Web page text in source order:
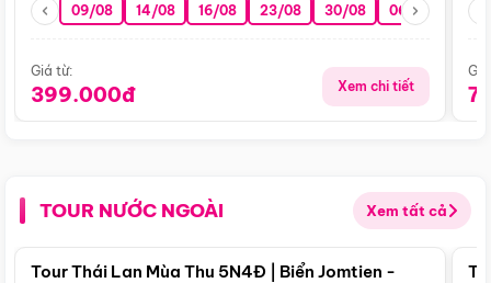
09/08 14/08 16/08 23/08 30/08 06/09 13/09
Giá từ:
399.000đ Xem chi tiết
TOUR NƯỚC NGOÀI Xem tất cả
Điểm nổi bật
Tour Thái Lan Mùa Thu 5N4Đ | Biển Jomtien -